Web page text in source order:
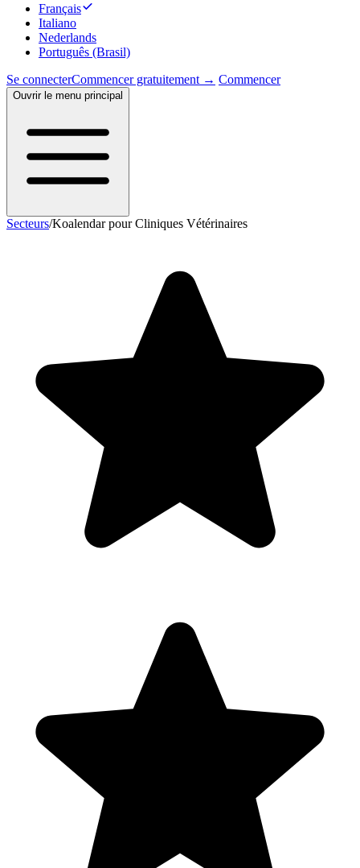
Français
Italiano
Nederlands
Português (Brasil)
Se connecterCommencer gratuitement → Commencer
Ouvrir le menu principal
Secteurs/Koalendar pour Cliniques Vétérinaires